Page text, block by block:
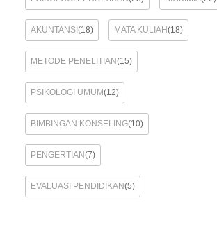
AKUNTANSI(18) MATA KULIAH(18)
METODE PENELITIAN(15)
PSIKOLOGI UMUM(12)
BIMBINGAN KONSELING(10)
PENGERTIAN(7)
EVALUASI PENDIDIKAN(5)